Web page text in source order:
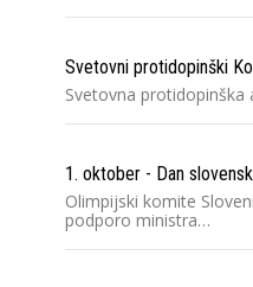
Svetovni protidopinški
Svetovna protidopinška
1. oktober - Dan
Olimpijski komite
podporo ministra…